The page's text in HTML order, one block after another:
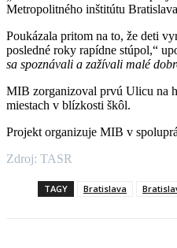
Metropolitného inštitútu
Poukázala pritom na to, že deti
posledné roky rapídne stúpol,“
sa spoznávali a zažívali malé
MIB zorganizoval prvú Ulicu na
miestach v blízkosti škôl.
Projekt organizuje MIB v
Zdroj: TASR
TAGY Bratislava